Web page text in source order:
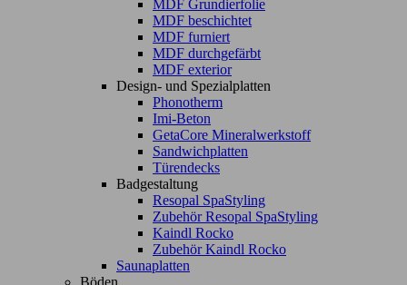
MDF Grundierfolie
MDF beschichtet
MDF furniert
MDF durchgefärbt
MDF exterior
Design- und Spezialplatten
Phonotherm
Imi-Beton
GetaCore Mineralwerkstoff
Sandwichplatten
Türendecks
Badgestaltung
Resopal SpaStyling
Zubehör Resopal SpaStyling
Kaindl Rocko
Zubehör Kaindl Rocko
Saunaplatten